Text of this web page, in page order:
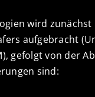
wird
aufgebracht
gefolgt von der
sind: